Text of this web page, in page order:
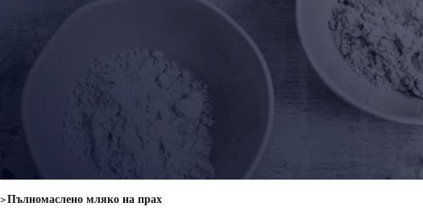
>Пълномаслено мляко на прах